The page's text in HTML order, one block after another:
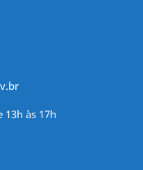
13h às 17h